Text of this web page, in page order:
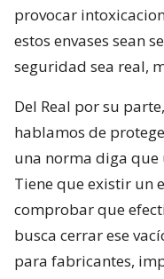
provocar
estos envases sean
seguridad sea real,
Del Real por su
hablamos de
una norma diga que
Tiene que existir un
comprobar que
busca cerrar ese
para fabricantes,